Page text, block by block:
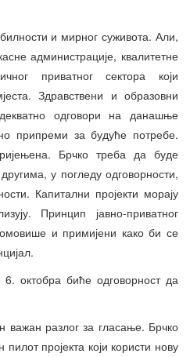
и мирног суживота. Али,
администрације, квалитетне
приватног сектора који
Здравствени и образовни
одговори на данашње
припреми за будуће потребе.
Брчко треба да буде
у погледу одговорности,
Капитални пројекти морају
Принцип јавно-приватног
и примијени како би се
октобра биће одговорност да
важан разлог за гласање. Брчко
пројекта који користи нову